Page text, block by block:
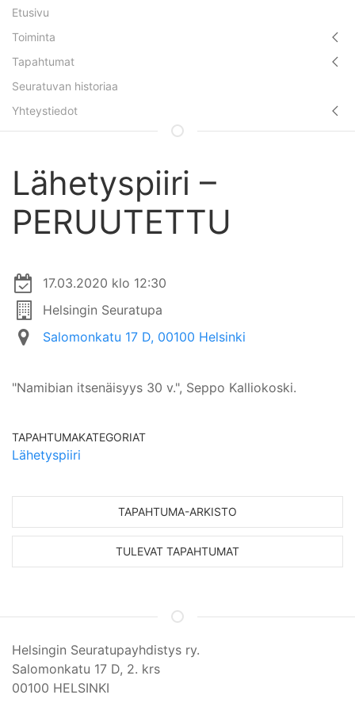
Etusivu
Toiminta
Tapahtumat
Seuratuvan historiaa
Yhteystiedot
Lähetyspiiri –
PERUUTETTU
17.03.2020 klo 12:30
Helsingin Seuratupa
Salomonkatu 17 D, 00100 Helsinki
"Namibian itsenäisyys 30 v.", Seppo Kalliokoski.
TAPAHTUMAKATEGORIAT
Lähetyspiiri
TAPAHTUMA-ARKISTO
TULEVAT TAPAHTUMAT
Helsingin Seuratupayhdistys ry.
Salomonkatu 17 D, 2. krs
00100 HELSINKI